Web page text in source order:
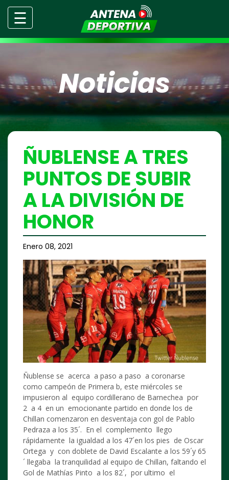
☰
Noticias
ÑUBLENSE A TRES
PUNTOS DE SUBIR
A LA DIVISIÓN DE
HONOR
Enero 08, 2021
Ñublense se acerca a paso a paso a coronarse
como campeón de Primera b, este miércoles se
impusieron al equipo cordillerano de Barnechea por
2 a 4 en un emocionante partido en donde los de
Chillan comenzaron en desventaja con gol de Pablo
Pedraza a los 35´. En el complemento llego
rápidamente la igualdad a los 47´en los pies de Oscar
Ortega y con doblete de David Escalante a los 59´y 65
´ llegaba la tranquilidad al equipo de Chillan, faltando el
Gol de Mathías Pinto a los 82´, por ultimo el